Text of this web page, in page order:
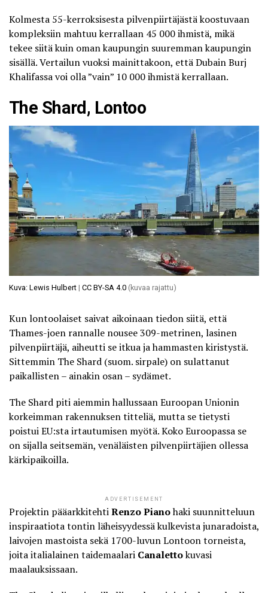
Kolmesta 55-kerroksisesta pilvenpiirtäjästä koostuvaan
kompleksiin mahtuu kerrallaan 45 000 ihmistä, mikä
tekee siitä kuin oman kaupungin suuremman kaupungin
sisällä. Vertailun vuoksi mainittakoon, että Dubain Burj
Khalifassa voi olla ”vain” 10 000 ihmistä kerrallaan.
The Shard, Lontoo
Kuva: Lewis Hulbert | CC BY-SA 4.0 (kuvaa rajattu)
Kun lontoolaiset saivat aikoinaan tiedon siitä, että
Thames-joen rannalle nousee 309-metrinen, lasinen
pilvenpiirtäjä, aiheutti se itkua ja hammasten kiristystä.
Sittemmin The Shard (suom. sirpale) on sulattanut
paikallisten – ainakin osan – sydämet.
The Shard piti aiemmin hallussaan Euroopan Unionin
korkeimman rakennuksen titteliä, mutta se tietysti
poistui EU:sta irtautumisen myötä. Koko Euroopassa se
on sijalla seitsemän, venäläisten pilvenpiirtäjien ollessa
kärkipaikoilla.
ADVERTISEMENT
Projektin pääarkkitehtiRenzo Pianohaki suunnitteluun
inspiraatiota tontin läheisyydessä kulkevista junaradoista,
laivojen mastoista sekä 1700-luvun Lontoon torneista,
joita italialainen taidemaalari Canalettokuvasi
maalauksissaan.